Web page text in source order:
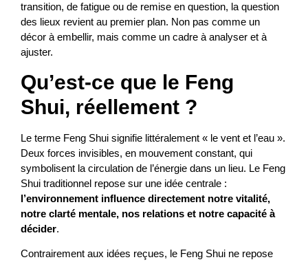
transition, de fatigue ou de remise en question, la question
des lieux revient au premier plan. Non pas comme un
décor à embellir, mais comme un cadre à analyser et à
ajuster.
Qu’est-ce que le Feng
Shui, réellement ?
Le terme Feng Shui signifie littéralement « le vent et l’eau ».
Deux forces invisibles, en mouvement constant, qui
symbolisent la circulation de l’énergie dans un lieu. Le Feng
Shui traditionnel repose sur une idée centrale :
l’environnement influence directement notre vitalité,
notre clarté mentale, nos relations et notre capacité à
décider.
Contrairement aux idées reçues, le Feng Shui ne repose